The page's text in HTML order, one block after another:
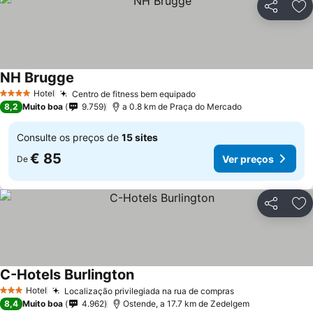
Partilhar
4 EstrelasHotel Centro de fitness bem equipado
NH Brugge
8,2 Muito boa 9.759 a 0.8 km de Praça do Mercado
Consulte os preços de 15 sites
De € 85 Ver preços
Partilhar
3 EstrelasHotel Localização privilegiada na rua de compras
C-Hotels Burlington
8,4 Muito boa 4.962 Ostende, a 17.7 km de Zedelgem